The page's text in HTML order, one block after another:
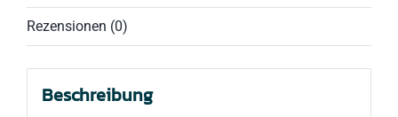
Rezensionen (0)
Beschreibung